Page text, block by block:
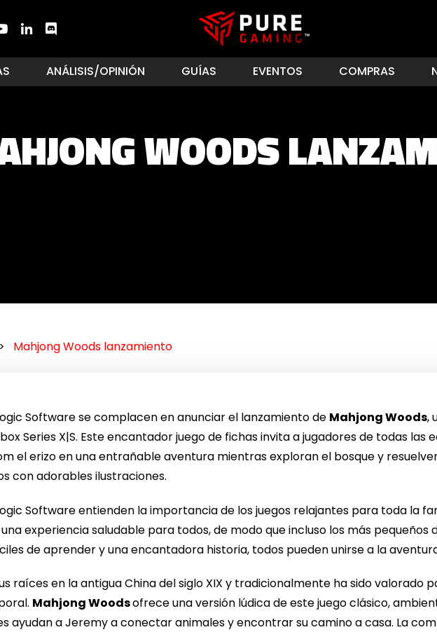
ANÁLISIS/OPINIÓN GUÍAS EVENTOS COMPRAS
WOODS
Mahjong Woods lanzamiento
Software se complacen en anunciar el lanzamiento de Mahjong Woods,
Series X|S. Este encantador juego de fichas invita a jugadores de todas las
el erizo en una entrañable aventura mientras exploran el bosque y
con adorables ilustraciones.
Software entienden la importancia de los juegos relajantes para toda la
experiencia saludable para todos, de modo que incluso los más pequeños
de aprender y una encantadora historia, todos pueden unirse a la
raíces en la antigua China del siglo XIX y tradicionalmente ha sido valorado
Mahjong Woodsofrece una versión lúdica de este juego clásico,
ayudan a Jeremy a conectar animales y encontrar su camino a casa. La